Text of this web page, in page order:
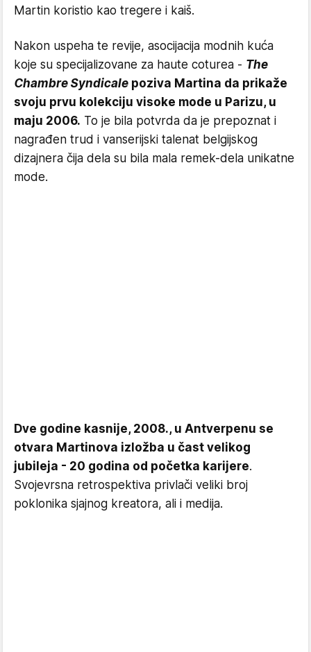
Martin koristio kao tregere i kaiš.
Nakon uspeha te revije, asocijacija modnih kuća
koje su specijalizovane za haute coturea - The
Chambre Syndicale poziva Martina da prikaže
svoju prvu kolekciju visoke mode u Parizu, u
maju 2006. To je bila potvrda da je prepoznat i
nagrađen trud i vanserijski talenat belgijskog
dizajnera čija dela su bila mala remek-dela unikatne
mode.
Dve godine kasnije, 2008., u Antverpenu se
otvara Martinova izložba u čast velikog
jubileja - 20 godina od početka karijere.
Svojevrsna retrospektiva privlači veliki broj
poklonika sjajnog kreatora, ali i medija.